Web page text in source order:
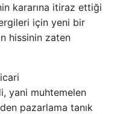
kararına itiraz ettiği
için yeni bir
hissinin zaten
yani muhtemelen
pazarlama tanık